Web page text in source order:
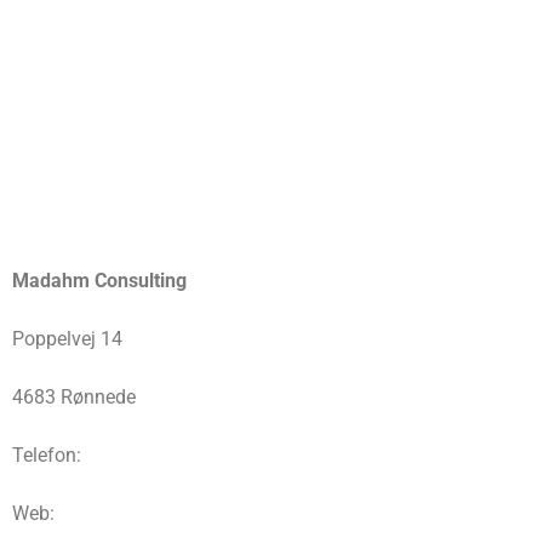
Madahm Consulting
Poppelvej 14
4683 Rønnede
Telefon:
Web: